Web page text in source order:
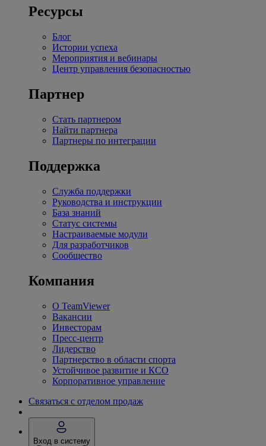
Ресурсы
Блог
Истории успеха
Мероприятия и вебинары
Центр управления безопасностью
Партнер
Стать партнером
Найти партнера
Партнеры по интеграции
Поддержка
Служба поддержки
Руководства и инструкции
База знаний
Статус системы
Настраиваемые модули
Для разработчиков
Сообщество
Компания
О TeamViewer
Вакансии
Инвесторам
Пресс-центр
Лидерство
Партнерство в области спорта
Устойчивое развитие и КСО
Корпоративное управление
Связаться с отделом продаж
Вход в систему